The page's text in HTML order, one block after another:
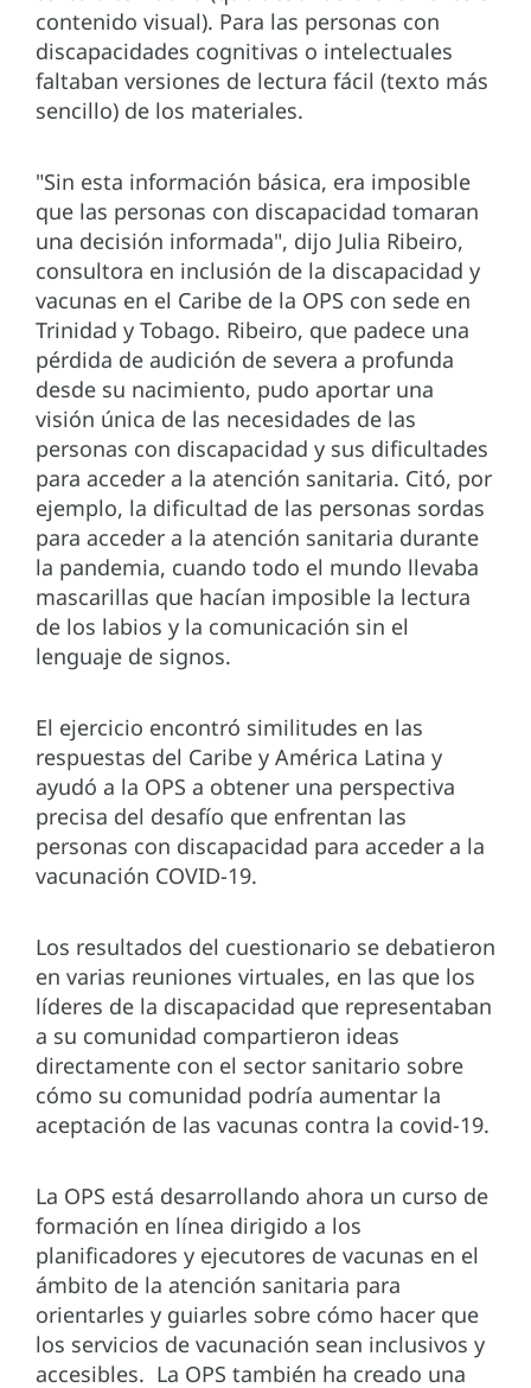
contenido visual). Para las personas con
discapacidades cognitivas o intelectuales
faltaban versiones de lectura fácil (texto más
sencillo) de los materiales.
"Sin esta información básica, era imposible
que las personas con discapacidad tomaran
una decisión informada", dijo Julia Ribeiro,
consultora en inclusión de la discapacidad y
vacunas en el Caribe de la OPS con sede en
Trinidad y Tobago. Ribeiro, que padece una
pérdida de audición de severa a profunda
desde su nacimiento, pudo aportar una
visión única de las necesidades de las
personas con discapacidad y sus dificultades
para acceder a la atención sanitaria. Citó, por
ejemplo, la dificultad de las personas sordas
para acceder a la atención sanitaria durante
la pandemia, cuando todo el mundo llevaba
mascarillas que hacían imposible la lectura
de los labios y la comunicación sin el
lenguaje de signos.
El ejercicio encontró similitudes en las
respuestas del Caribe y América Latina y
ayudó a la OPS a obtener una perspectiva
precisa del desafío que enfrentan las
personas con discapacidad para acceder a la
vacunación COVID-19.
Los resultados del cuestionario se debatieron
en varias reuniones virtuales, en las que los
líderes de la discapacidad que representaban
a su comunidad compartieron ideas
directamente con el sector sanitario sobre
cómo su comunidad podría aumentar la
aceptación de las vacunas contra la covid-19.
La OPS está desarrollando ahora un curso de
formación en línea dirigido a los
planificadores y ejecutores de vacunas en el
ámbito de la atención sanitaria para
orientarles y guiarles sobre cómo hacer que
los servicios de vacunación sean inclusivos y
accesibles. La OPS también ha creado una